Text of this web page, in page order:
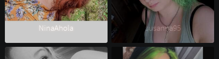
NinaAhola susanna95